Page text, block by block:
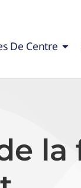
De Centre